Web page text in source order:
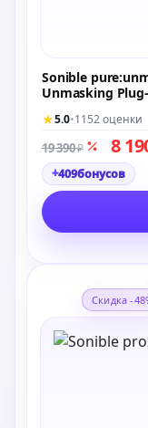
Sonible
Unmasking
★5.0•1152 оценки
19 390₽ 8
+409бонусов
Скидка -